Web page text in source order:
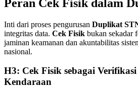
Peran Cek Fisik dalam
Inti dari proses pengurusan Duplikat
integritas data. Cek Fisik bukan sekadar
jaminan keamanan dan akuntabilitas
nasional.
H3: Cek Fisik sebagai
Kendaraan